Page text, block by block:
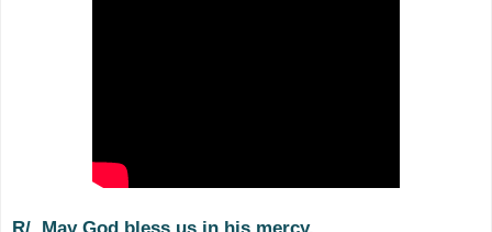
R/ May God bless us in his mercy.